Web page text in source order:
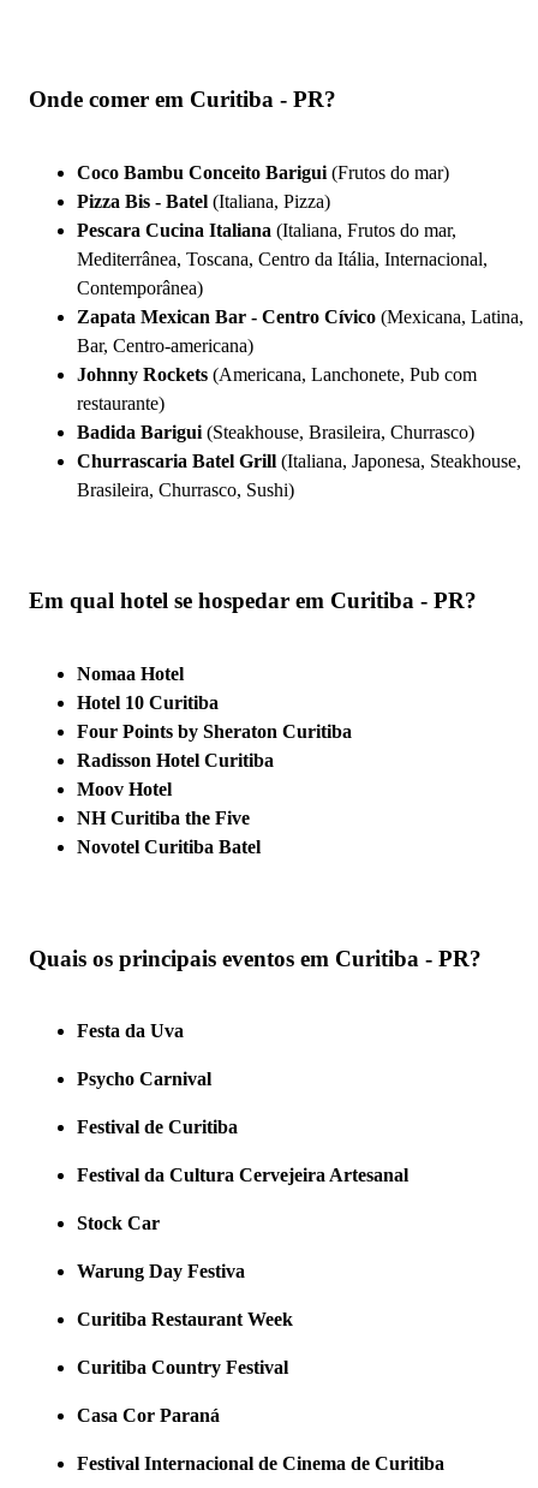
Onde comer em Curitiba - PR?
Coco Bambu Conceito Barigui (Frutos do mar)
Pizza Bis - Batel (Italiana, Pizza)
Pescara Cucina Italiana (Italiana, Frutos do mar,
Mediterrânea, Toscana, Centro da Itália, Internacional,
Contemporânea)
Zapata Mexican Bar - Centro Cívico (Mexicana, Latina,
Bar, Centro-americana)
Johnny Rockets (Americana, Lanchonete, Pub com
restaurante)
Badida Barigui (Steakhouse, Brasileira, Churrasco)
Churrascaria Batel Grill (Italiana, Japonesa, Steakhouse,
Brasileira, Churrasco, Sushi)
Em qual hotel se hospedar em Curitiba - PR?
Nomaa Hotel
Hotel 10 Curitiba
Four Points by Sheraton Curitiba
Radisson Hotel Curitiba
Moov Hotel
NH Curitiba the Five
Novotel Curitiba Batel
Quais os principais eventos em Curitiba - PR?
Festa da Uva
Psycho Carnival
Festival de Curitiba
Festival da Cultura Cervejeira Artesanal
Stock Car
Warung Day Festiva
Curitiba Restaurant Week
Curitiba Country Festival
Casa Cor Paraná
Festival Internacional de Cinema de Curitiba